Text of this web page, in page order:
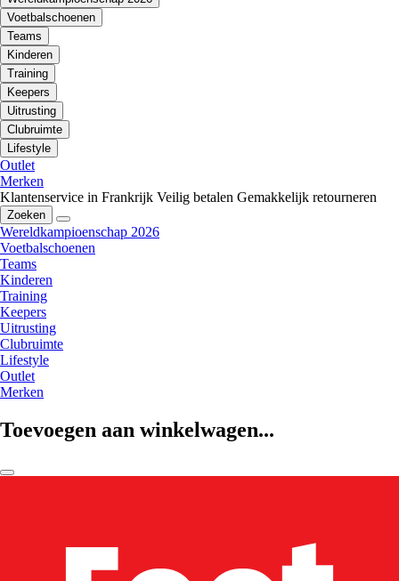
Voetbalschoenen
Teams
Kinderen
Training
Keepers
Uitrusting
Clubruimte
Lifestyle
Outlet
Merken
Klantenservice in Frankrijk Veilig betalen Gemakkelijk retourneren
Zoeken
Wereldkampioenschap 2026
Voetbalschoenen
Teams
Kinderen
Training
Keepers
Uitrusting
Clubruimte
Lifestyle
Outlet
Merken
Toevoegen aan winkelwagen...